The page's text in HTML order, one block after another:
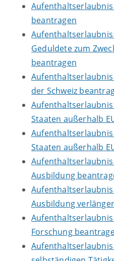
beantragen
Geduldete zum
beantragen
der Schweiz
Staaten außerhalb
Staaten außerhalb
Ausbildung
Ausbildung
Forschung